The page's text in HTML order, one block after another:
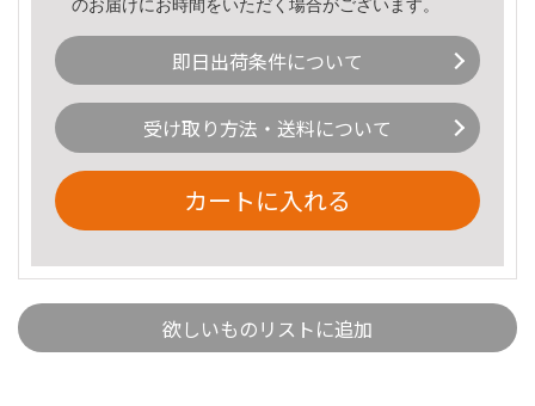
のお届けにお時間をいただく場合がございます。
即日出荷条件について
受け取り方法・送料について
カートに入れる
欲しいものリストに追加